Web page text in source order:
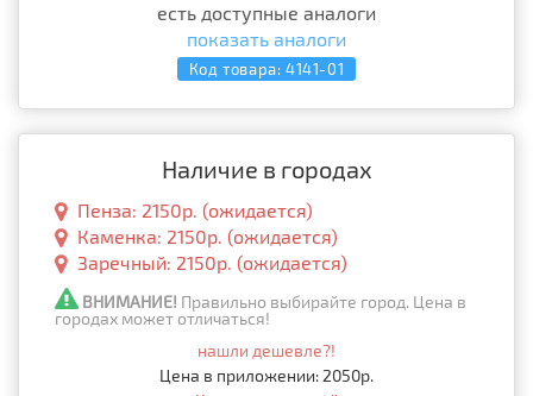
есть доступные аналоги
показать аналоги
Код товара: 4141-01
Наличие в городах
Пенза: 2150р. (ожидается)
Каменка: 2150р. (ожидается)
Заречный: 2150р. (ожидается)
ВНИМАНИЕ! Правильно выбирайте город. Цена в
городах может отличаться!
нашли дешевле?!
Цена в приложении: 2050р.